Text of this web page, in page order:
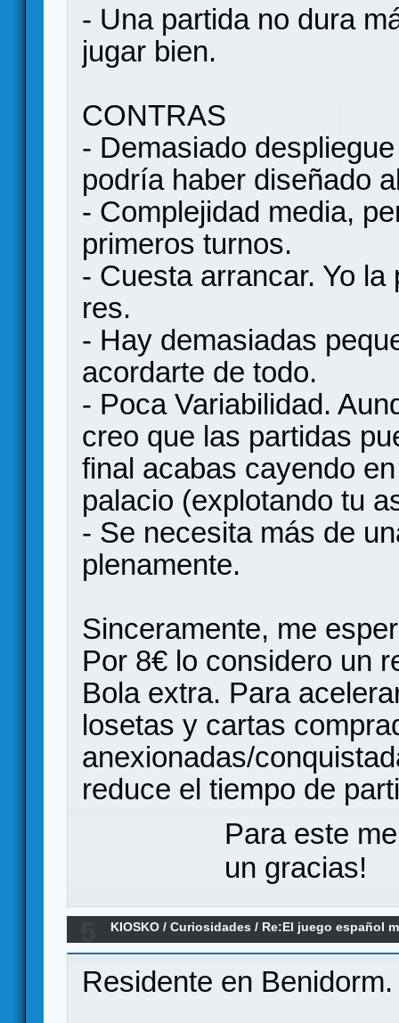
- Una partida no dura
jugar bien.
CONTRAS
- Demasiado
podría haber diseñado
- Complejidad media,
primeros turnos.
- Cuesta arrancar. Yo
res.
- Hay demasiadas
acordarte de todo.
- Poca Variabilidad.
creo que las partidas
final acabas cayendo
palacio (explotando tu
- Se necesita más de
plenamente.
Sinceramente, me
Por 8€ lo considero un
Bola extra. Para
losetas y cartas
anexionadas/
reduce el tiempo de
Para este
un gracias!
KIOSKO /Curiosidades / Re:El juego español
Residente en Benidorm.